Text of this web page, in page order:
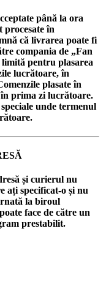
până la ora
procesate în
că livrarea poate fi
compania de „Fan
pentru plasarea
lucrătoare, în
plasate în
prima zi lucrătoare.
unde termenul
și curierul nu
ați specificat-o și nu
la biroul
face de către un
prestabilit.